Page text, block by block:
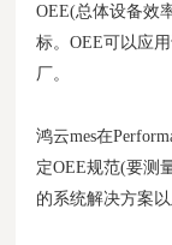
OEE(总体设备效
标。OEE可以应
厂。
鸿云mes在
定OEE规范(要测
的系统解决方案